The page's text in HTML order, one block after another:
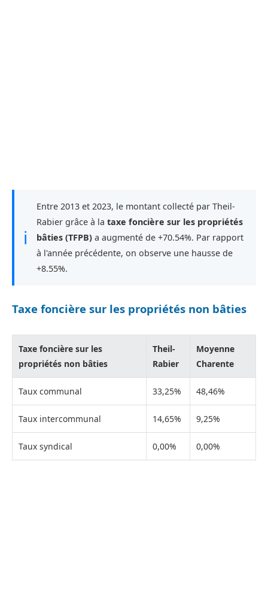
ℹ
Entre 2013 et 2023, le montant collecté par Theil-
Rabier grâce à la taxe foncière sur les propriétés
bâties (TFPB) a augmenté de +70.54%. Par rapport
à l'année précédente, on observe une hausse de
+8.55%.
Taxe foncière sur les propriétés non bâties
Taxe foncière sur les
propriétés non bâties
Theil-
Rabier
Moyenne
Charente
Taux communal 33,25% 48,46%
Taux intercommunal 14,65% 9,25%
Taux syndical 0,00% 0,00%